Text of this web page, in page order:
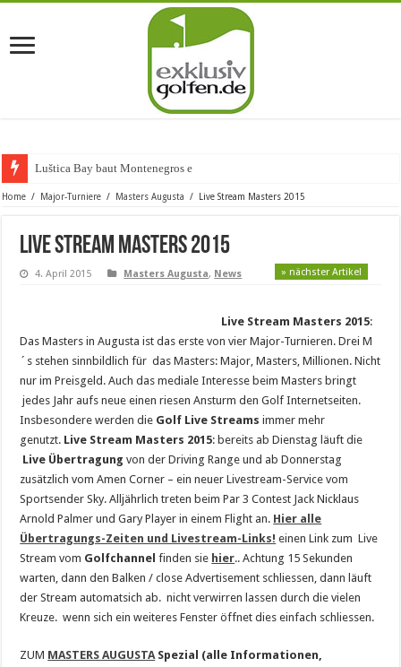
Luštica Bay baut Montenegros erste
Home / Major-Turniere / Masters Augusta / Live Stream Masters 2015
Live Stream Masters 2015
4. April 2015 Masters Augusta, News » nächster Artikel
Live Stream Masters 2015:
Das Masters in Augusta ist das erste von vier Major-Turnieren. Drei M
´s stehen sinnbildlich für das Masters: Major, Masters, Millionen. Nicht
nur im Preisgeld. Auch das mediale Interesse beim Masters bringt
jedes Jahr aufs neue einen riesen Ansturm den Golf Internetseiten.
Insbesondere werden die Golf Live Streams immer mehr
genutzt. Live Stream Masters 2015: bereits ab Dienstag läuft die
Live Übertragung von der Driving Range und ab Donnerstag
zusätzlich vom Amen Corner – ein neuer Livestream-Service vom
Sportsender Sky. Alljährlich treten beim Par 3 Contest Jack Nicklaus
Arnold Palmer und Gary Player in einem Flight an. Hier alle
Übertragungs-Zeiten und Livestream-Links! einen Link zum Live
Stream vom Golfchannel finden sie hier.. Achtung 15 Sekunden
warten, dann den Balken / close Advertisement schliessen, dann läuft
der Stream automatsich ab. nicht verwirren lassen durch die vielen
Kreuze. wenn sich ein weiteres Fenster öffnet dies einfach schliessen.
ZUM MASTERS AUGUSTASpezial (alle Informationen,